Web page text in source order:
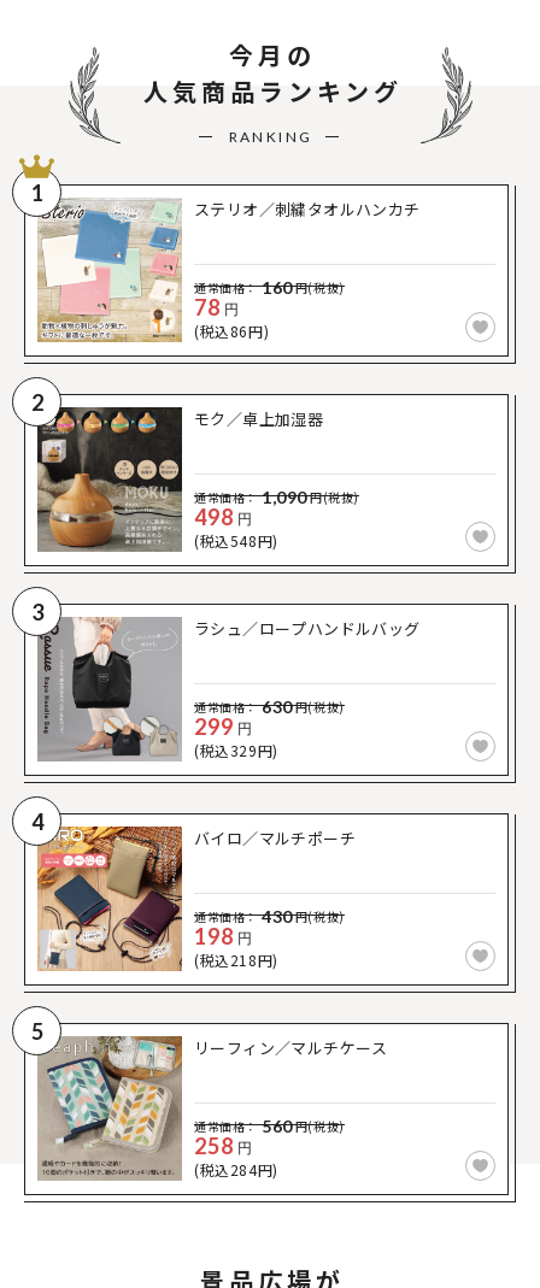
今月の
人気商品ランキング
RANKING
1
ステリオ／刺繍タオルハンカチ
通常価格： 160円(税抜)
78 円
(税込86円)
2
モク／卓上加湿器
通常価格： 1,090円(税抜)
498 円
(税込548円)
3
ラシュ／ロープハンドルバッグ
通常価格： 630円(税抜)
299 円
(税込329円)
4
バイロ／マルチポーチ
通常価格： 430円(税抜)
198 円
(税込218円)
5
リーフィン／マルチケース
通常価格： 560円(税抜)
258 円
(税込284円)
景品広場が